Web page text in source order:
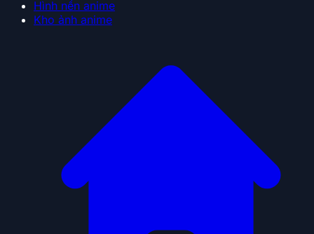
Hình nền anime
Kho ảnh anime